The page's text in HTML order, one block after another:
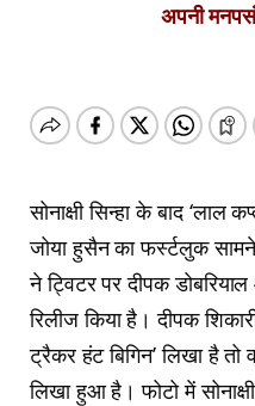
अपनी
सोनाक्षी सिन्हा के बाद ‘लाल
जोया हुसैन का फर्स्टलुक
ने ट्विटर पर दीपक
रिलीज किया है। दीपक
ट्रैकर हंट बिगिन’ लिखा है तो
लिखा हुआ है। फोटो में